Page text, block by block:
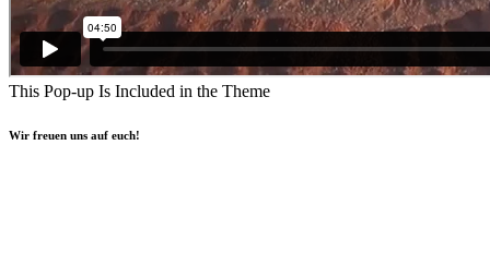
This Pop-up Is Included in the Theme
Wir freuen uns auf euch!